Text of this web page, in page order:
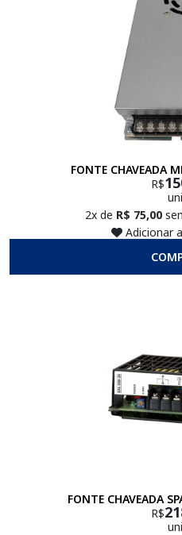
FONTE CHAVEADA
R$
2x de R$ 75,00
Adicionar
FONTE CHAVEADA
R$